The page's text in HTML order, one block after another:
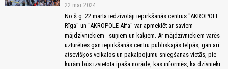
22.mar 2024
No š.g. 22.marta iedzīvotāji iepirkšanās centrus "AKROPOLE
Rīga" un "AKROPOLE Alfa" var apmeklēt ar saviem
mājdzīvniekiem - suņiem un kaķiem. Ar mājdzīvniekiem varēs
uzturēties gan iepirkšanās centru publiskajās telpās, gan arī
atsevišķos veikalos un pakalpojumu sniegšanas vietās, pie
kurām būs izvietota īpaša norāde, kas informēs, ka dzīvnieki